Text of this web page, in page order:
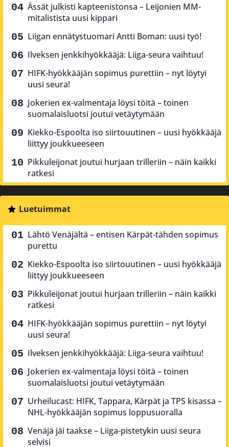
Ässät julkisti kapteenistonsa – Leijonien MM-
mitalistista uusi kippari
Liigan ennätystuomari Antti Boman: uusi työ!
Ilveksen jenkkihyökkääjä: Liiga-seura vaihtuu!
HIFK-hyökkääjän sopimus purettiin – nyt löytyi
uusi seura!
Jokerien ex-valmentaja löysi töitä – toinen
suomalaisluotsi joutui vetäytymään
Kiekko-Espoolta iso siirtouutinen – uusi hyökkääjä
liittyy joukkueeseen
Pikkuleijonat joutui hurjaan trilleriin – näin kaikki
ratkesi
Luetuimmat
Lähtö Venäjältä – entisen Kärpät-tähden sopimus
purettu
Kiekko-Espoolta iso siirtouutinen – uusi hyökkääjä
liittyy joukkueeseen
Pikkuleijonat joutui hurjaan trilleriin – näin kaikki
ratkesi
HIFK-hyökkääjän sopimus purettiin – nyt löytyi
uusi seura!
Ilveksen jenkkihyökkääjä: Liiga-seura vaihtuu!
Jokerien ex-valmentaja löysi töitä – toinen
suomalaisluotsi joutui vetäytymään
Urheilucast: HIFK, Tappara, Kärpät ja TPS kisassa –
NHL-hyökkääjän sopimus loppusuoralla
Venäjä jäi taakse – Liiga-pistetykin uusi seura
selvisi